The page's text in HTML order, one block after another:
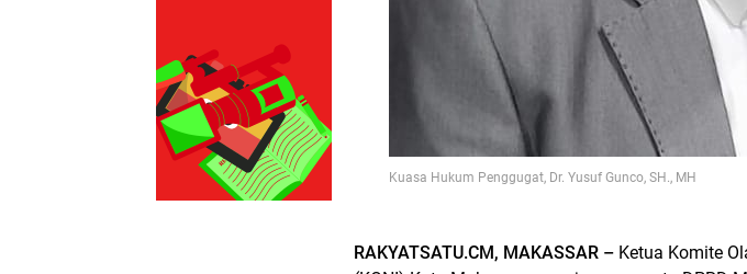
Kuasa Hukum Penggugat, Dr. Yusuf Gunco, SH., MH
RAKYATSATU.CM, MAKASSAR – Ketua Komite